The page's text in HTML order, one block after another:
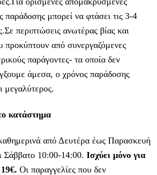
παράδοσης μπορεί να φτάσει τις 3-4
περιπτώσεις ανωτέρας βίας και
από συνεργαζόμενες
παράγοντες- τα οποία δεν
άμεσα, ο χρόνος παράδοσης
μεγαλύτερος.
κατάστημα
από Δευτέρα έως Παρασκευή
Σάββατο 10:00-14:00. Ισχύει μόνο για
Οι παραγγελίες που δεν